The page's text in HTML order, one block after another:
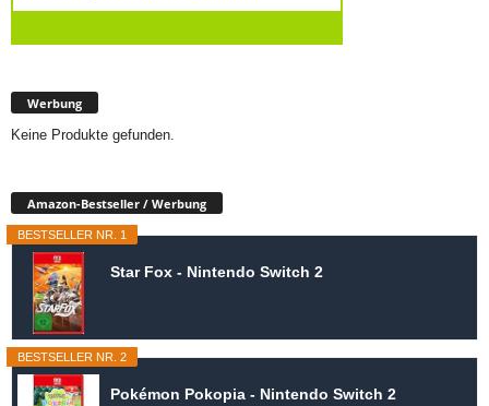
Werbung
Keine Produkte gefunden.
Amazon-Bestseller / Werbung
BESTSELLER NR. 1
Star Fox - Nintendo Switch 2
BESTSELLER NR. 2
Pokémon Pokopia - Nintendo Switch 2